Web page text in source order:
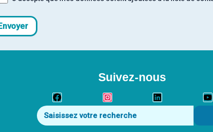
Suivez-nous
Facebook Instagram Linkedin